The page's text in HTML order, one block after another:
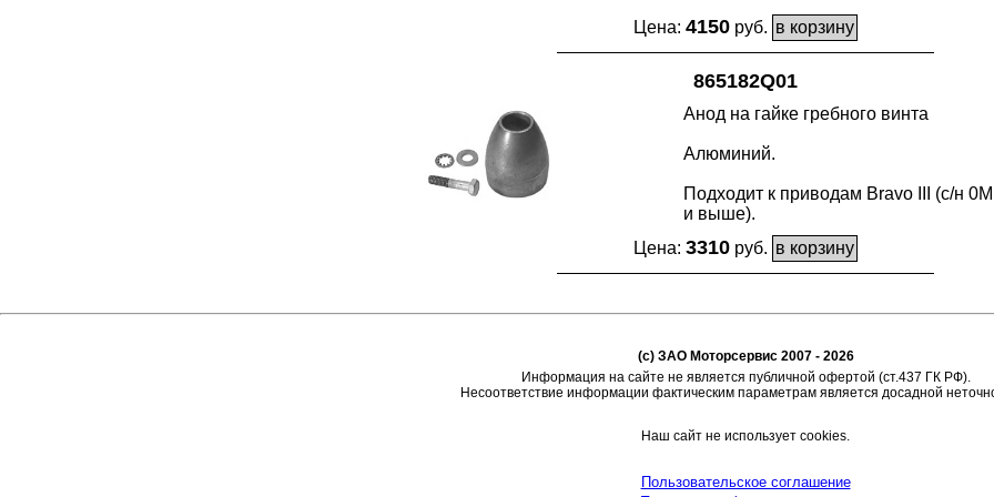
Цена: 4150 руб.
865182Q01
Анод на гайке гребного винта
Алюминий.
Подходит к приводам Bravo III (с/н
и выше).
Цена: 3310 руб.
(c) ЗАО Моторсервис 2007 - 2026
Информация на сайте не является публичной офертой (ст.437 ГК РФ).
Несоответствие информации фактическим параметрам является досадной
Наш сайт не использует cookies.
Пользовательское соглашение